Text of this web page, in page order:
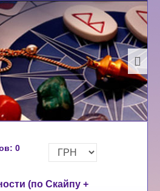
0
(по Скайпу +